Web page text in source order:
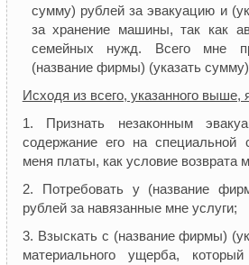
сумму) рублей за эвакуацию и
за хранение машины, так как
семейных нужд. Всего мне
(название фирмы) (указать
Исходя из всего, указанного выше,
1. Признать незаконным
содержание его на специальной
меня платы, как условие возврата
2. Потребовать у (название
рублей за навязанные мне услуги;
3. Взыскать с (название фирмы)
материального ущерба,